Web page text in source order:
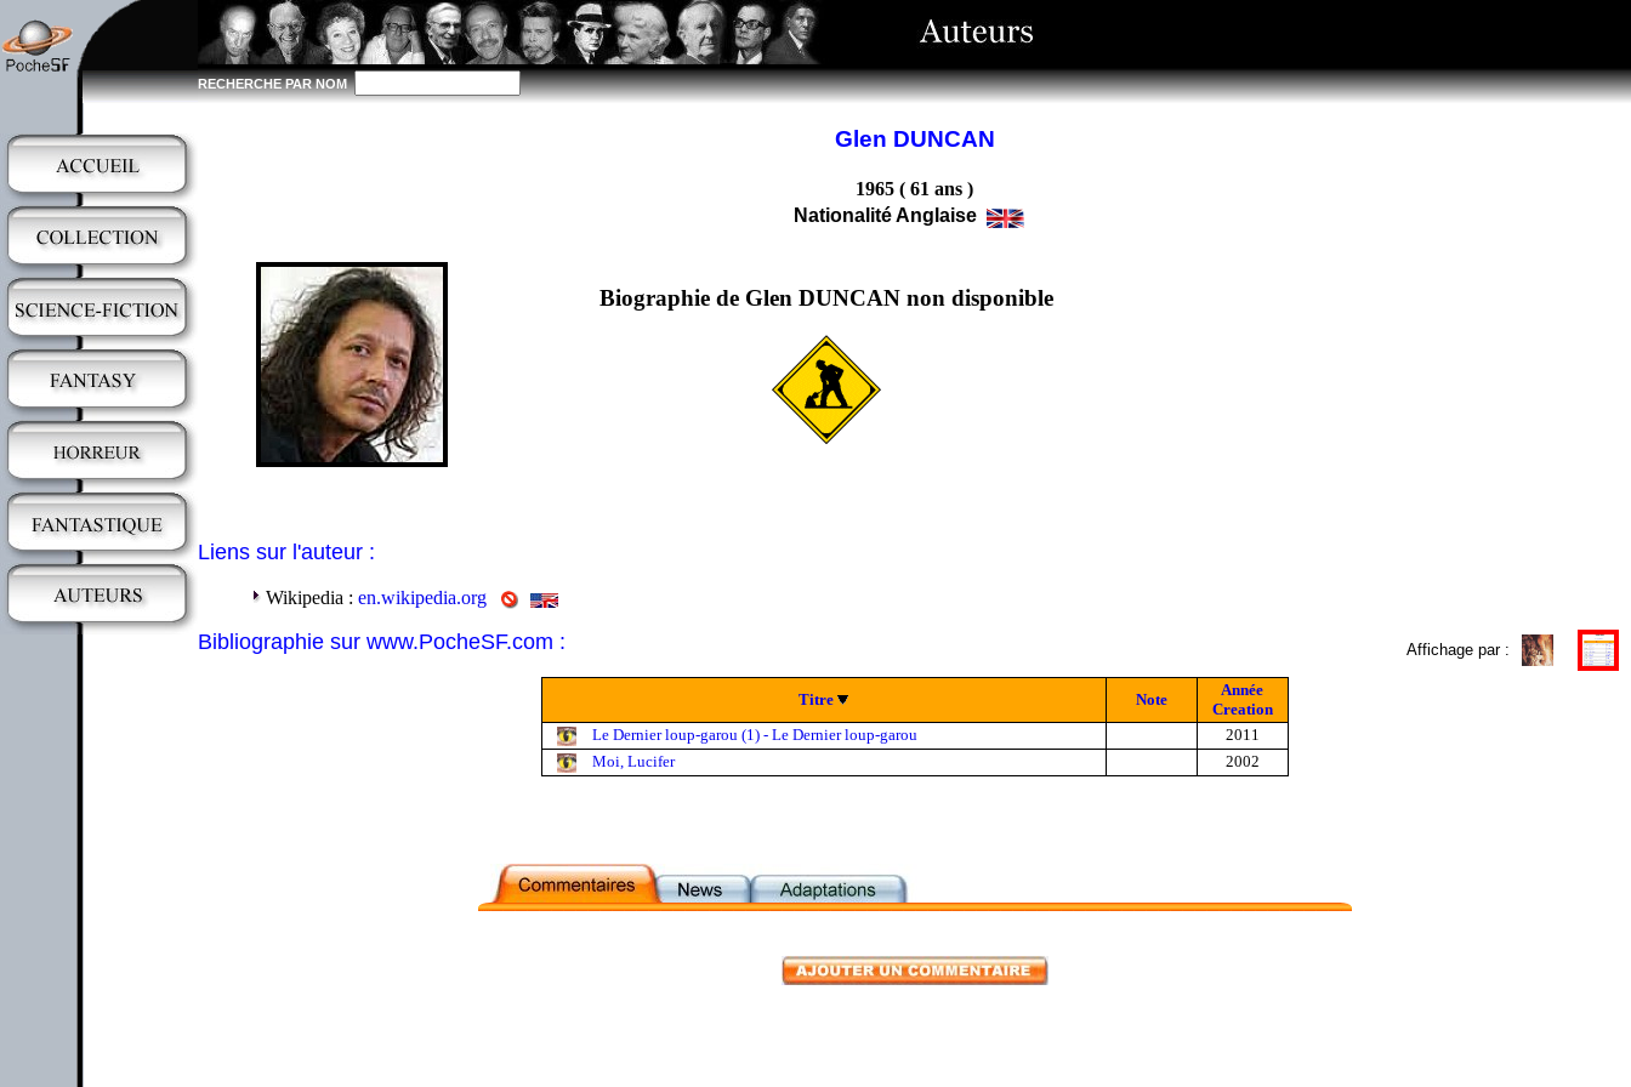
RECHERCHE PAR NOM
Glen DUNCAN
1965 ( 61 ans )
Nationalité Anglaise
Biographie de Glen DUNCAN non disponible
Liens sur l'auteur :
Wikipedia : en.wikipedia.org
Bibliographie sur www.PocheSF.com : Affichage par :
Titre Note
Année
Creation
Le Dernier loup-garou (1) - Le Dernier loup-garou
2011
Moi, Lucifer
2002